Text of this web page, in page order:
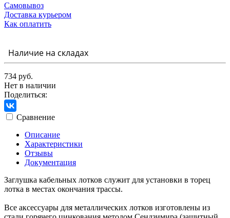
Самовывоз
Доставка курьером
Как оплатить
Наличие на складах
734 руб.
Нет в наличии
Поделиться:
Сравнение
Описание
Характеристики
Отзывы
Документация
Заглушка кабельных лотков служит для установки в торец
лотка в местах окончания трассы.
Все аксессуары для металлических лотков изготовлены из